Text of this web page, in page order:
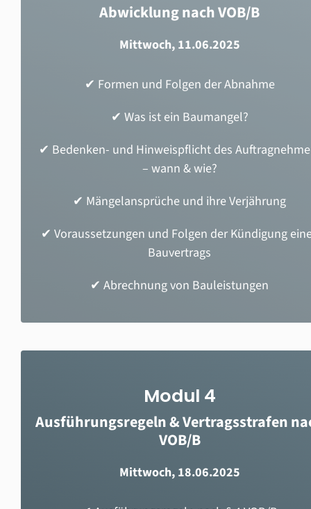
Abwicklung nach VOB/B
Mittwoch, 11.06.2025
✔ Formen und Folgen der Abnahme
✔ Was ist ein Baumangel?
✔ Bedenken- und Hinweispflicht des
– wann & wie?
✔ Mängelansprüche und ihre Verjährung
✔ Voraussetzungen und Folgen der Kündigung
Bauvertrags
✔ Abrechnung von Bauleistungen
Modul 4
Ausführungsregeln & Vertragsstrafen
VOB/B
Mittwoch, 18.06.2025